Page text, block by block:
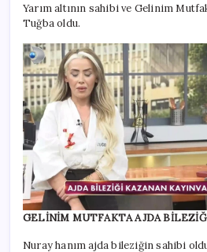
Yarım altının sahibi ve Gelinim
Tuğba oldu.
GELİNİM MUTFAKTA AJDA
Nuray hanım ajda bileziğin sahibi